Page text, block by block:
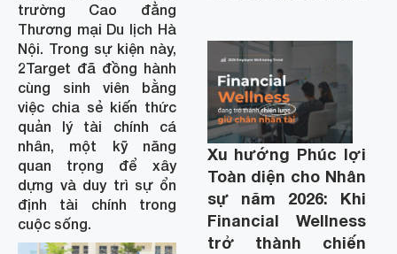
trường Cao đẳng
Thương mại Du lịch Hà
Nội. Trong sự kiện này,
2Target đã đồng hành
cùng sinh viên bằng
việc chia sẻ kiến thức
quản lý tài chính cá
nhân, một kỹ năng
quan trọng để xây
dựng và duy trì sự ổn
định tài chính trong
cuộc sống.
Xu hướng Phúc lợi
Toàn diện cho Nhân
sự năm 2026: Khi
Financial Wellness
trở thành chiến